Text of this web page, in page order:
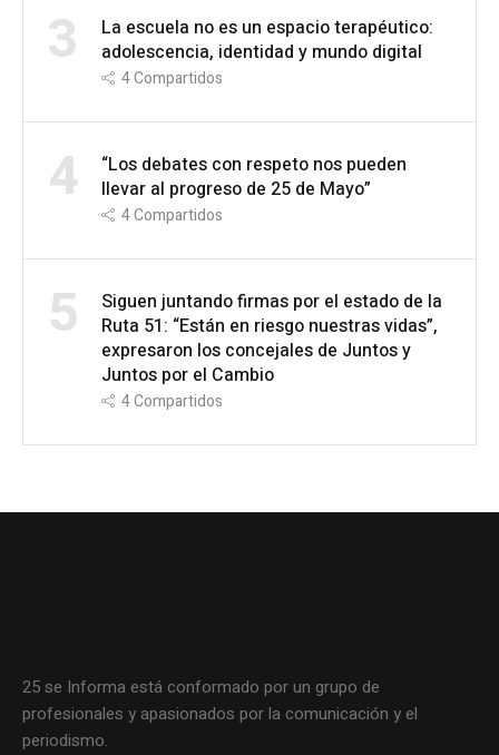
3
La escuela no es un espacio terapéutico:
adolescencia, identidad y mundo digital
4Compartidos
4
“Los debates con respeto nos pueden
llevar al progreso de 25 de Mayo”
4Compartidos
5
Siguen juntando firmas por el estado de la
Ruta 51: “Están en riesgo nuestras vidas”,
expresaron los concejales de Juntos y
Juntos por el Cambio
4Compartidos
25 se Informa está conformado por un grupo de
profesionales y apasionados por la comunicación y el
periodismo.